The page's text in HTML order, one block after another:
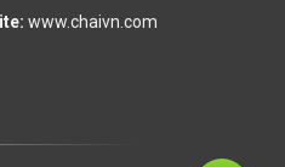
www.chaivn.com